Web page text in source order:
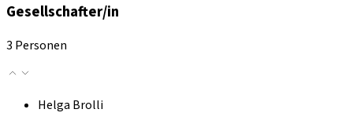
Gesellschafter/in
3 Personen
Helga Brolli